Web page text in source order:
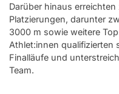
Darüber hinaus
Platzierungen, darunter
3000 m sowie weitere
Athlet:innen qualifizierten
Finalläufe und
Team.